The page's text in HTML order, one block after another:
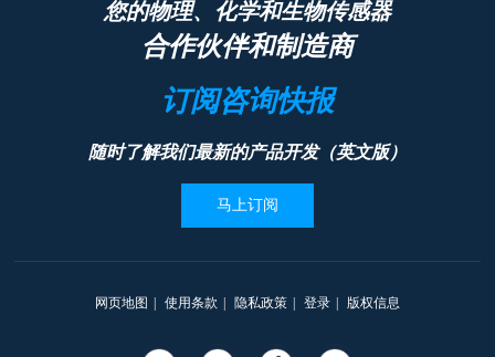
您的物理、化学和生物传感器
合作伙伴和制造商
订阅咨询快报
随时了解我们最新的产品开发（英文版）
马上订阅
网页地图 使用条款 隐私政策 登录 版权信息